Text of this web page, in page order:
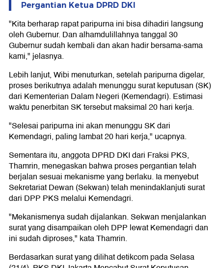
Pergantian Ketua DPRD DKI
"Kita berharap rapat paripurna ini bisa dihadiri langsung
oleh Gubernur. Dan alhamdulillahnya tanggal 30
Gubernur sudah kembali dan akan hadir bersama-sama
kami," jelasnya.
Lebih lanjut, Wibi menuturkan, setelah paripurna digelar,
proses berikutnya adalah menunggu surat keputusan (SK)
dari Kementerian Dalam Negeri (Kemendagri). Estimasi
waktu penerbitan SK tersebut maksimal 20 hari kerja.
"Selesai paripurna ini akan menunggu SK dari
Kemendagri, paling lambat 20 hari kerja," ucapnya.
Sementara itu, anggota DPRD DKI dari Fraksi PKS,
Thamrin, menegaskan bahwa proses pergantian telah
berjalan sesuai mekanisme yang berlaku. Ia menyebut
Sekretariat Dewan (Sekwan) telah menindaklanjuti surat
dari DPP PKS melalui Kemendagri.
"Mekanismenya sudah dijalankan. Sekwan menjalankan
surat yang disampaikan oleh DPP lewat Kemendagri dan
ini sudah diproses," kata Thamrin.
Berdasarkan surat yang dilihat detikcom pada Selasa